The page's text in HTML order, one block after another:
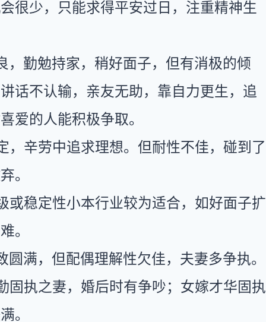
很少，只能求得平安过日，注重精神生
，勤勉持家，稍好面子，但有消极的倾
话不认输，亲友无助，靠自力更生，追
爱的人能积极争取。
，辛劳中追求理想。但耐性不佳，碰到了
。
或稳定性小本行业较为适合，如好面子扩
。
圆满，但配偶理解性欠佳，夫妻多争执。
固执之妻，婚后时有争吵；女嫁才华固执
。